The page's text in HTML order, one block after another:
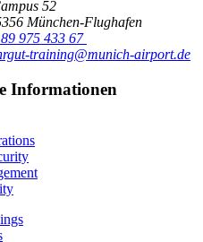
52
München-Flughafen
975 433 67
training@munich-airport.de
Informationen